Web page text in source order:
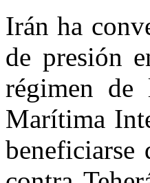
Irán ha
de presión
régimen de
Marítima
beneficiarse